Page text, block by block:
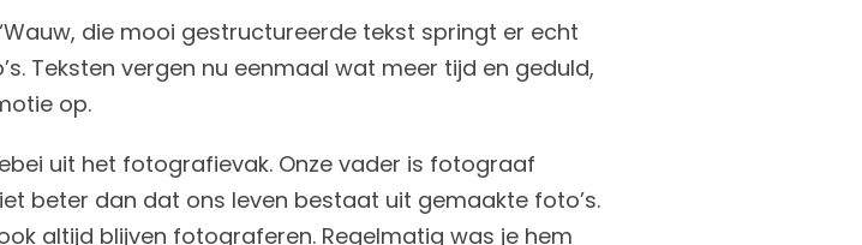
die mooi gestructureerde tekst springt er echt
Teksten vergen nu eenmaal wat meer tijd en geduld,
op.
uit het fotografievak. Onze vader is fotograaf
beter dan dat ons leven bestaat uit gemaakte foto’s.
altijd blijven fotograferen. Regelmatig was je hem